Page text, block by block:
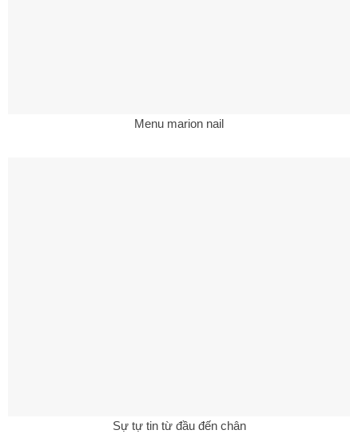
Menu marion nail
Sự tự tin từ đầu đến chân